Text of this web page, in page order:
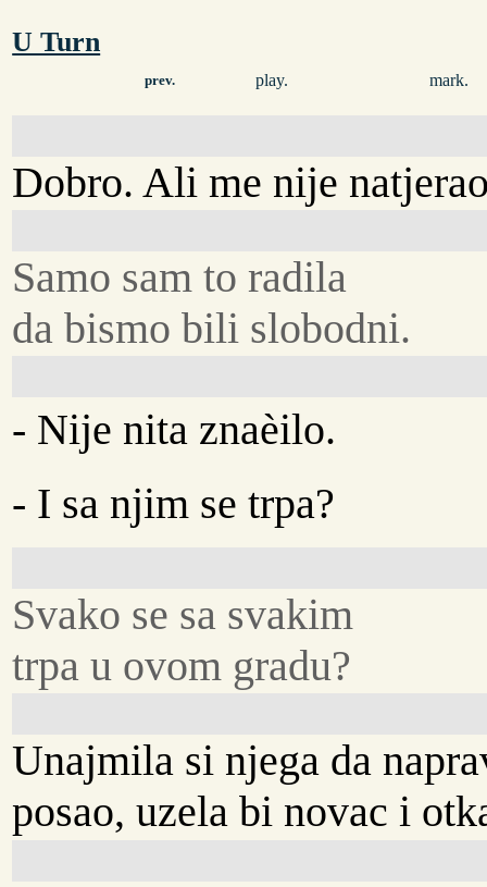
U Turn
prev. play. mark.
Dobro. Ali me nije
Samo sam to radila
da bismo bili slobodni.
- Nije nita znaèilo.
- I sa njim se trpa?
Svako se sa svakim
trpa u ovom gradu?
Unajmila si njega da
posao, uzela bi novac i